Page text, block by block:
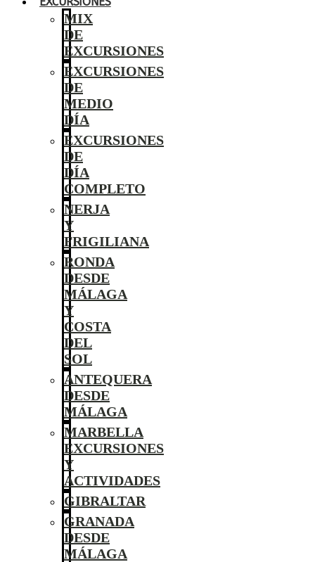
MIX
DE
EXCURSIONES
EXCURSIONES
DE
MEDIO
DÍA
EXCURSIONES
DE
DÍA
COMPLETO
NERJA
Y
FRIGILIANA
RONDA
DESDE
MÁLAGA
Y
COSTA
DEL
SOL
ANTEQUERA
DESDE
MÁLAGA
MARBELLA
EXCURSIONES
Y
ACTIVIDADES
GIBRALTAR
GRANADA
DESDE
MÁLAGA